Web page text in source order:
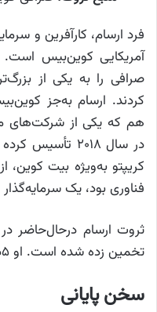
فرد ارسام، کارآفرین و
آمریکایی کوین‌بیس است.
صرافی را به یکی از
هم که یکی از شرکت‌های
در سال ۲۰۱۸
کریپتو به‌ویژه بیت
فناوری بود، یک
تخمین زده شده است. او ۵درصد از سهام کوین بیس را دارد.
سخن پایانی